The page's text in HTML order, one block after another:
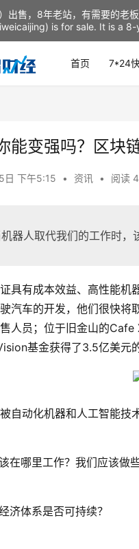
首页 7*24
能变强吗？区块
日 下午5:15 • 资讯 • 阅读
机器人取代我们的工作时，
具有成本效益、高性能
汽车的开发，他们很快将
人员；位于旧金山的
基金获得了3.5亿美元的
自动化机器和人工智能技
在哪里工作？我们应该做
济体系是否可持续？
出售，8年老站，有需要的老
is for sale. It is a